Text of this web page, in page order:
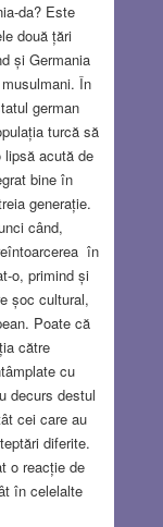
da? Este
două țări
și Germania
În
german
turcă să
acută de
bine în
generație.
când,
în
o, primind și
șoc cultural,
Poate că
către
cu
decurs destul
cei care au
diferite.
o reacție de
în celelalte